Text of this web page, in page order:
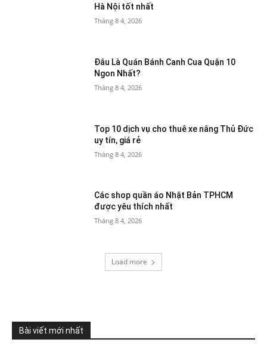
Hà Nội tốt nhất
Tháng 8 4, 2026
Đâu Là Quán Bánh Canh Cua Quận 10
Ngon Nhất?
Tháng 8 4, 2026
Top 10 dịch vụ cho thuê xe nâng Thủ Đức
uy tín, giá rẻ
Tháng 8 4, 2026
Các shop quần áo Nhật Bản TPHCM
được yêu thích nhất
Tháng 8 4, 2026
Load more
Bài viết mới nhất